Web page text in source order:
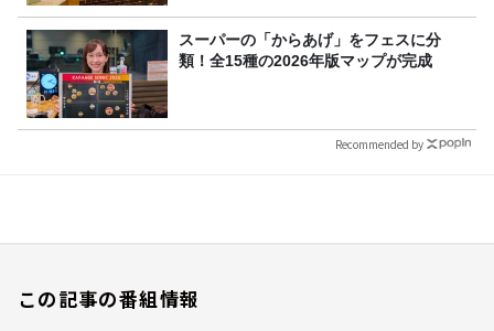
スーパーの「からあげ」をフェスに分
類！全15種の2026年版マップが完成
Recommended by
この記事の番組情報